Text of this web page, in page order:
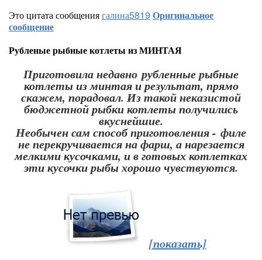
Это цитата сообщениягалина5819 Оригинальное
сообщение
Рубленые рыбные котлеты из МИНТАЯ
Приготовила недавно рубленные рыбные
котлеты из минтая и результат, прямо
скажем, порадовал. Из такой неказистой
бюджетной рыбки котлеты получились
вкуснейшие.
Необычен сам способ приготовления - филе
не перекручивается на фарш, а нарезается
мелкими кусочками, и в готовых котлетках
эти кусочки рыбы хорошо чувствуются.
[показать]